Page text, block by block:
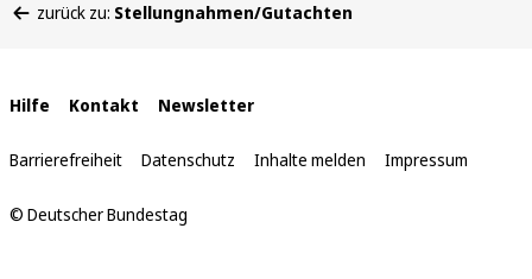
befinden
zurück zu: Stellungnahmen/Gutachten
Interne
Links
Hilfe Kontakt Newsletter
Barrierefreiheit Datenschutz Inhalte melden Impressum
© Deutscher Bundestag